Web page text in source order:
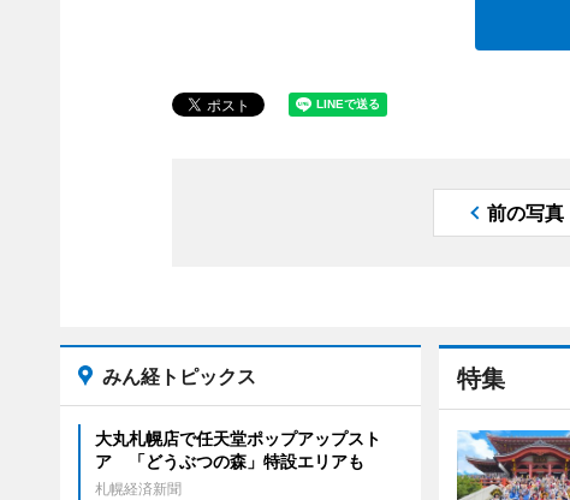
前の写真
特集
みん経トピックス
大丸札幌店で任天堂ポップアップスト
ア 「どうぶつの森」特設エリアも
札幌経済新聞